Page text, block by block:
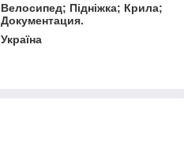
Велосипед; Підніжка; Крила;
Документация.
Україна